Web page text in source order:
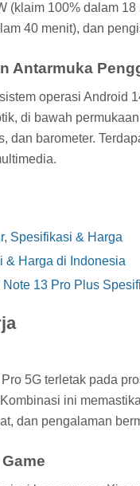
(klaim 100% dalam
40 menit), dan
Antarmuka
operasi Android
di bawah
dan barometer.
Spesifikasi & Harga
& Harga di Indonesia
13 Pro Plus
5G terletak pada
ini
dan pengalaman